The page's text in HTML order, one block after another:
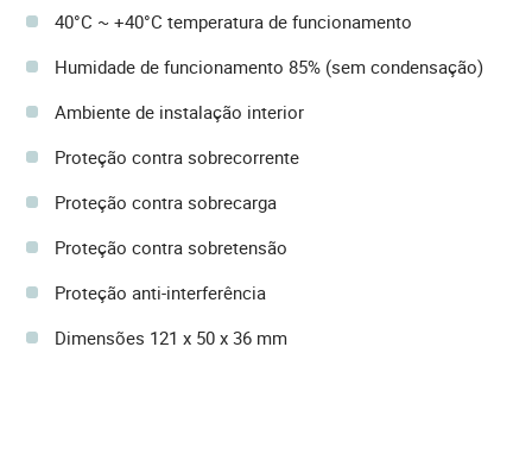
40°C ~ +40°C temperatura de funcionamento
Humidade de funcionamento 85% (sem condensação)
Ambiente de instalação interior
Proteção contra sobrecorrente
Proteção contra sobrecarga
Proteção contra sobretensão
Proteção anti-interferência
Dimensões 121 x 50 x 36 mm